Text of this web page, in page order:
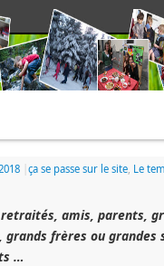
ça se passe sur le site, Le
amis, parents,
grands frères ou grandes
…